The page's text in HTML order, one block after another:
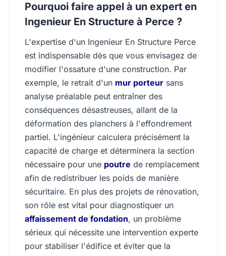
Pourquoi faire appel à un expert en
Ingenieur En Structure à Perce ?
L'expertise d'un Ingenieur En Structure Perce
est indispensable dès que vous envisagez de
modifier l'ossature d'une construction. Par
exemple, le retrait d'un mur porteur sans
analyse préalable peut entraîner des
conséquences désastreuses, allant de la
déformation des planchers à l'effondrement
partiel. L'ingénieur calculera précisément la
capacité de charge et déterminera la section
nécessaire pour une poutre de remplacement
afin de redistribuer les poids de manière
sécuritaire. En plus des projets de rénovation,
son rôle est vital pour diagnostiquer un
affaissement de fondation, un problème
sérieux qui nécessite une intervention experte
pour stabiliser l'édifice et éviter que la